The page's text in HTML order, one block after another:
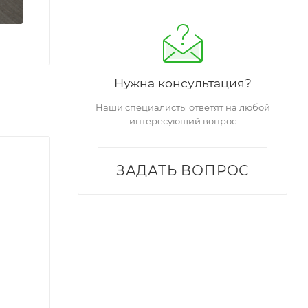
Нужна консультация?
Наши специалисты ответят на любой
интересующий вопрос
ЗАДАТЬ ВОПРОС